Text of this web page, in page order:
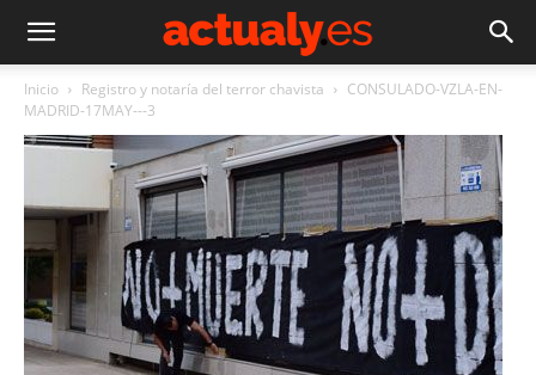
Inicio Registro y notaría del terror chavista
CONSULADO-VZLA-EN-
MADRID-17MAY---3